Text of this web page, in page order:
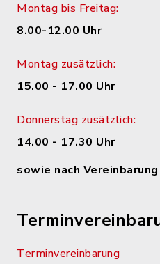
Montag bis Freitag:
8.00-12.00 Uhr
Montag zusätzlich:
15.00 - 17.00 Uhr
Donnerstag zusätzlich:
14.00 - 17.30 Uhr
sowie nach Vereinbarung
Terminvereinbarung